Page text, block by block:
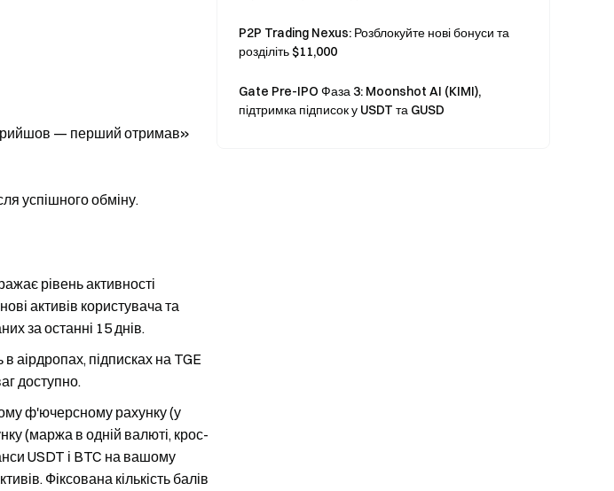
прийшов — перший отримав»
успішного обміну.
рівень активності
активів користувача та
за останні 15 днів.
аірдропах, підписках на TGE
доступно.
ф'ючерсному рахунку (у
(маржа в одній валюті, крос-
USDT і BTC на вашому
Фіксована кількість балів
P2P Trading Nexus: Розблокуйте нові бонуси та
розділіть $11,000
Gate Pre-IPO Фаза 3: Moonshot AI (KIMI),
підтримка підписок у USDT та GUSD